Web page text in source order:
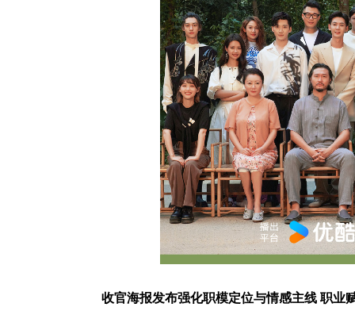
收官海报发布强化职模定位与情感主线 职业